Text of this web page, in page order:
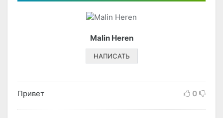
Malin Heren
НАПИСАТЬ
Привет 0